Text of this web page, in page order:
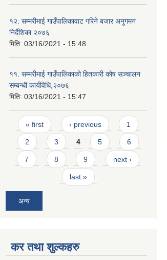
१२. सम्मरीमाई गाउँपालिकावाट गरिने बजार अनुगमन
निर्देशिका २०७६
मिति: 03/16/2021 - 15:48
११. सम्मरीमाई गाउँपालिकाको हितकारी कोष सञ्चालन
सम्बन्धी कार्यविधि,२०७६
मिति: 03/16/2021 - 15:47
Pages
« first ‹ previous 1
2 3 4 5 6
7 8 9 next ›
last »
अन्य
कर तथा शुल्कहरु